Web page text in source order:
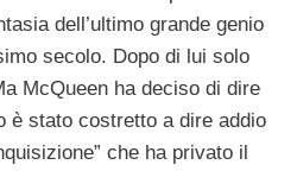
dell’ultimo grande genio
secolo. Dopo di lui solo
McQueen ha deciso di dire
è stato costretto a dire addio
che ha privato il